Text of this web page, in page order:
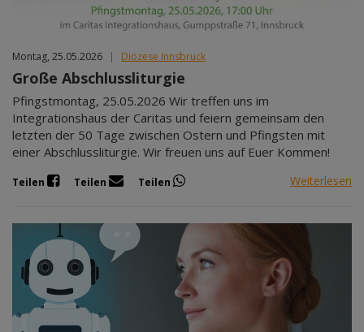
Montag, 25.05.2026 | Diözese Innsbruck
Große Abschlussliturgie
Pfingstmontag, 25.05.2026 Wir treffen uns im
Integrationshaus der Caritas und feiern gemeinsam den
letzten der 50 Tage zwischen Ostern und Pfingsten mit
einer Abschlussliturgie. Wir freuen uns auf Euer Kommen!
Teilen Teilen Teilen Weiterlesen